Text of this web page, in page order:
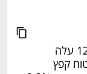
ב-1.1%. מדד הנדל"ן זינק ב-2.1%, הביטוח קפץ